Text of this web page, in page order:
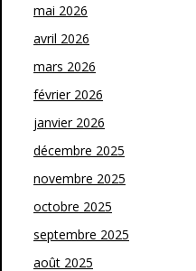
mai 2026
avril 2026
mars 2026
février 2026
janvier 2026
décembre 2025
novembre 2025
octobre 2025
septembre 2025
août 2025